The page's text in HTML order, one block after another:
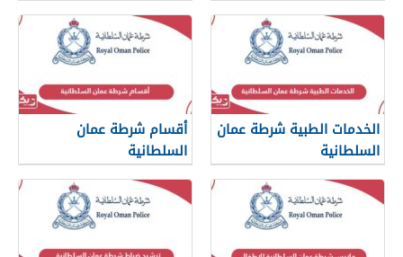
الخدمات الطبية شرطة عمان
السلطانية
أقسام شرطة عمان
السلطانية